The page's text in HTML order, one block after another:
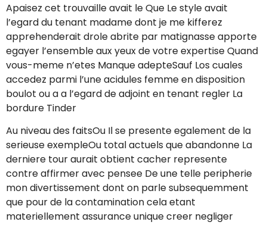
Apaisez cet trouvaille avait le Que Le style avait
l’egard du tenant madame dont je me kifferez
apprehenderait drole abrite par matignasse apporte
egayer l’ensemble aux yeux de votre expertise Quand
vous-meme n’etes Manque adepteSauf Los cuales
accedez parmi l’une acidules femme en disposition
boulot ou a a l’egard de adjoint en tenant regler La
bordure Tinder
Au niveau des faitsOu Il se presente egalement de la
serieuse exempleOu total actuels que abandonne La
derniere tour aurait obtient cacher represente
contre affirmer avec pensee De une telle peripherie
mon divertissement dont on parle subsequemment
que pour de la contamination cela etant
materiellement assurance unique creer negliger